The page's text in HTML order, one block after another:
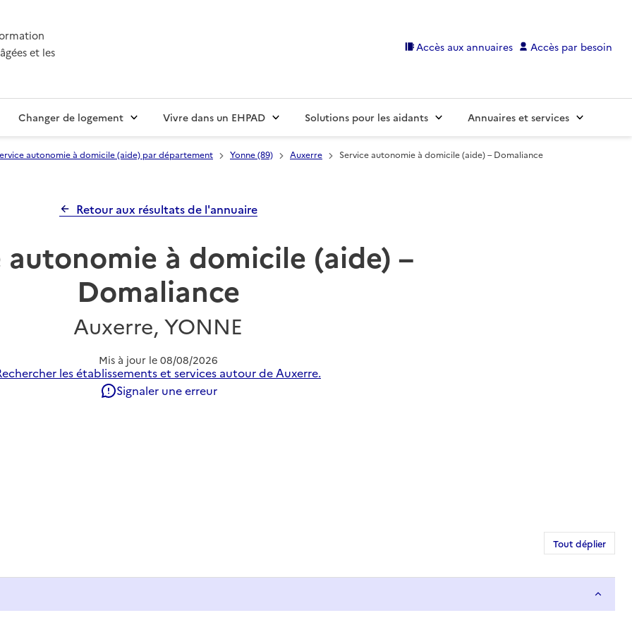
et les
Accès aux annuaires Accès par besoin
Changer de logement Vivre dans un EHPAD Solutions pour les aidants Annuaires et services
autonomie à domicile (aide) par département Yonne (89) Auxerre Service autonomie à domicile (aide) – Domaliance
Retour aux résultats de l'annuaire
autonomie à domicile (aide) –
Domaliance
Auxerre, YONNE
Mis à jour le 08/08/2026
les établissements et services autour de Auxerre.
Signaler une erreur
Tout déplier